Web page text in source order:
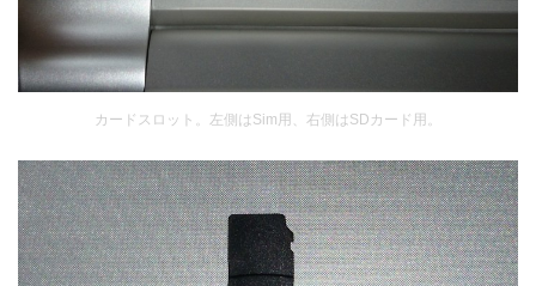
カードスロット。左側はSim用、右側はSDカード用。